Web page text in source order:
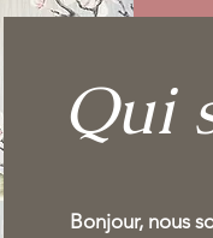
Qui
Bonjour, nous